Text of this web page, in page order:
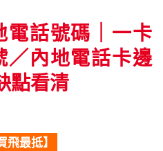
電話號碼｜一卡
／內地電話卡邊
點看清
最抵】